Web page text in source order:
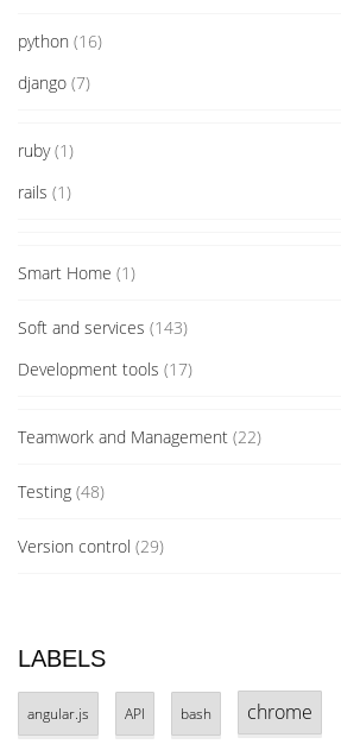
python (16)
django (7)
ruby(1)
rails (1)
Smart Home (1)
Soft and services (143)
Development tools (17)
Teamwork and Management (22)
Testing (48)
Version control (29)
LABELS
angular.js API bash chrome